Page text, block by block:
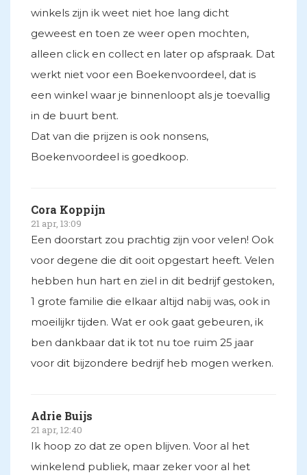
winkels zijn ik weet niet hoe lang dicht
geweest en toen ze weer open mochten,
alleen click en collect en later op afspraak. Dat
werkt niet voor een Boekenvoordeel, dat is
een winkel waar je binnenloopt als je toevallig
in de buurt bent.
Dat van die prijzen is ook nonsens,
Boekenvoordeel is goedkoop.
Cora Koppijn
21 apr, 13:09
Een doorstart zou prachtig zijn voor velen! Ook
voor degene die dit ooit opgestart heeft. Velen
hebben hun hart en ziel in dit bedrijf gestoken,
1 grote familie die elkaar altijd nabij was, ook in
moeilijkr tijden. Wat er ook gaat gebeuren, ik
ben dankbaar dat ik tot nu toe ruim 25 jaar
voor dit bijzondere bedrijf heb mogen werken.
Adrie Buijs
21 apr, 12:40
Ik hoop zo dat ze open blijven. Voor al het
winkelend publiek, maar zeker voor al het